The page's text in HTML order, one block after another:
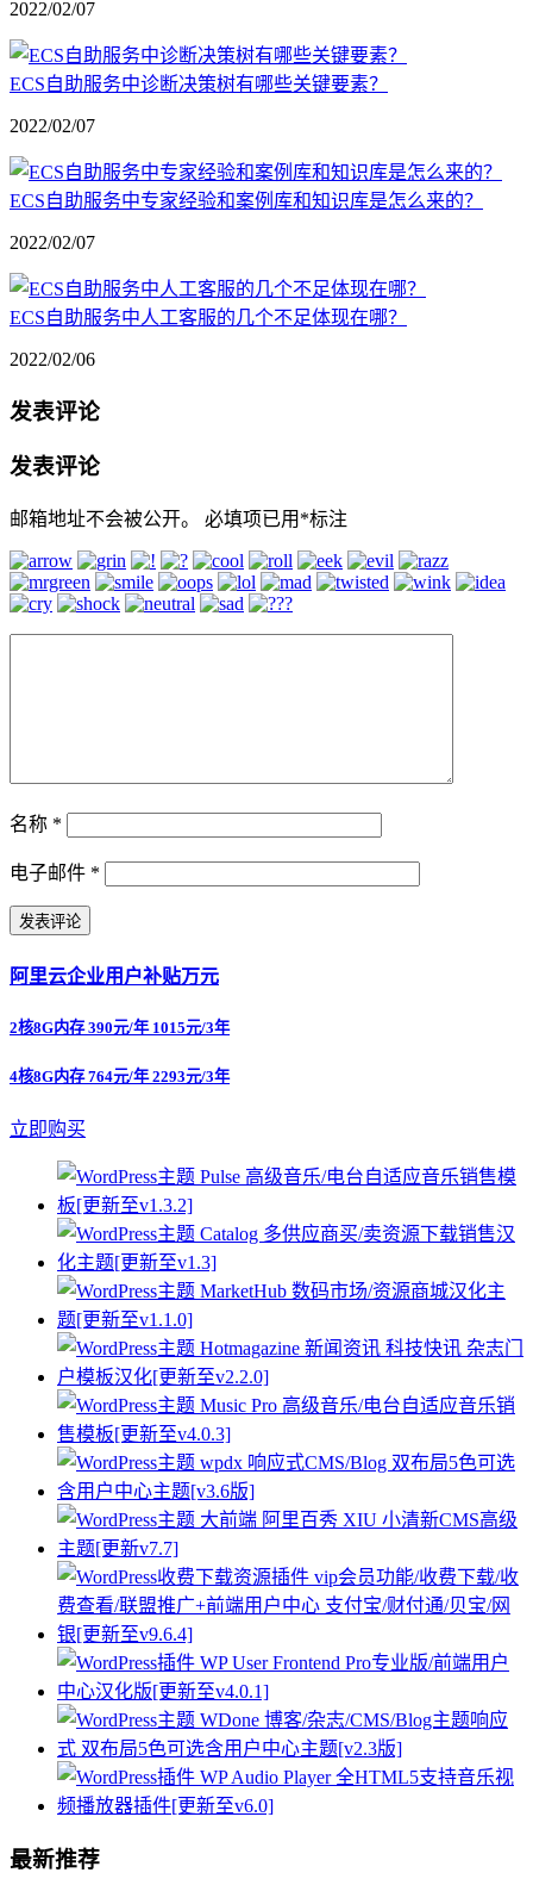
2022/02/07
ECS自助服务中诊断决策树有哪些关键要素？
2022/02/07
ECS自助服务中专家经验和案例库和知识库是怎么来的？
2022/02/07
ECS自助服务中人工客服的几个不足体现在哪？
2022/02/06
发表评论
发表评论
邮箱地址不会被公开。 必填项已用 *标注
名称 *
电子邮件 *
阿里云企业用户补贴万元
2核8G内存 390元/年 1015元/3年
4核8G内存 764元/年 2293元/3年
立即购买
最新推荐